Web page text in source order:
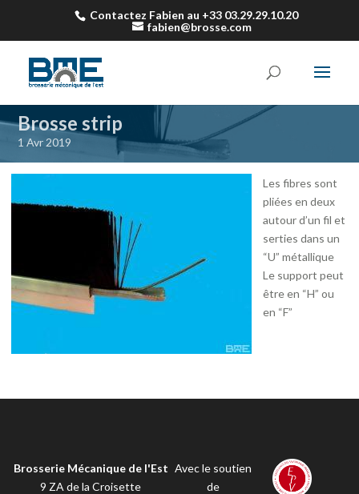
Contactez Fabien au +33 03.29.29.10.20
fabien@brosse.com
Brosse strip
1 Avr 2019
Les fibres sont
pliées en deux
autour d’un fil et
serties dans un
“U” métallique
Le support peut
être en “H” ou
en “F”
Brosserie Mécanique de l'Est
9 ZA de la Croisette
Avec le soutien
de